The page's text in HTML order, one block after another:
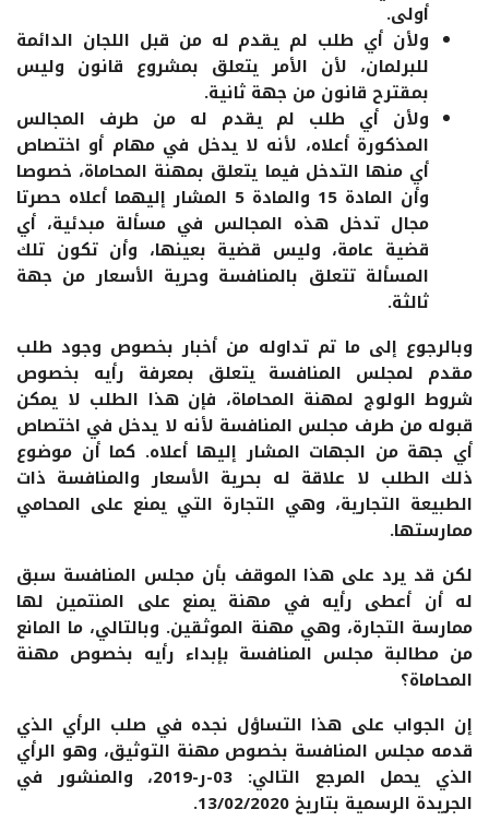
أولى.
ولأن أي طلب لم يقدم له من قبل اللجان الدائمة
للبرلمان، لأن الأمر يتعلق بمشروع قانون وليس
بمقترح قانون من جهة ثانية.
ولأن أي طلب لم يقدم له من طرف المجالس
المذكورة أعلاه، لأنه لا يدخل في مهام أو اختصاص
أي منها التدخل فيما يتعلق بمهنة المحاماة، خصوصا
وأن المادة 15 والمادة 5 المشار إليهما أعلاه حصرتا
مجال تدخل هذه المجالس في مسألة مبدئية، أي
قضية عامة، وليس قضية بعينها، وأن تكون تلك
المسألة تتعلق بالمنافسة وحرية الأسعار من جهة
ثالثة.
وبالرجوع إلى ما تم تداوله من أخبار بخصوص وجود طلب
مقدم لمجلس المنافسة يتعلق بمعرفة رأيه بخصوص
شروط الولوج لمهنة المحاماة، فإن هذا الطلب لا يمكن
قبوله من طرف مجلس المنافسة لأنه لا يدخل في اختصاص
أي جهة من الجهات المشار إليها أعلاه. كما أن موضوع
ذلك الطلب لا علاقة له بحرية الأسعار والمنافسة ذات
الطبيعة التجارية، وهي التجارة التي يمنع على المحامي
ممارستها.
لكن قد يرد على هذا الموقف بأن مجلس المنافسة سبق
له أن أعطى رأيه في مهنة يمنع على المنتمين لها
ممارسة التجارة، وهي مهنة الموثقين. وبالتالي، ما المانع
من مطالبة مجلس المنافسة بإبداء رأيه بخصوص مهنة
المحاماة؟
إن الجواب على هذا التساؤل نجده في صلب الرأي الذي
قدمه مجلس المنافسة بخصوص مهنة التوثيق، وهو الرأي
الذي يحمل المرجع التالي: 03-ر-2019، والمنشور في
الجريدة الرسمية بتاريخ 13/02/2020.